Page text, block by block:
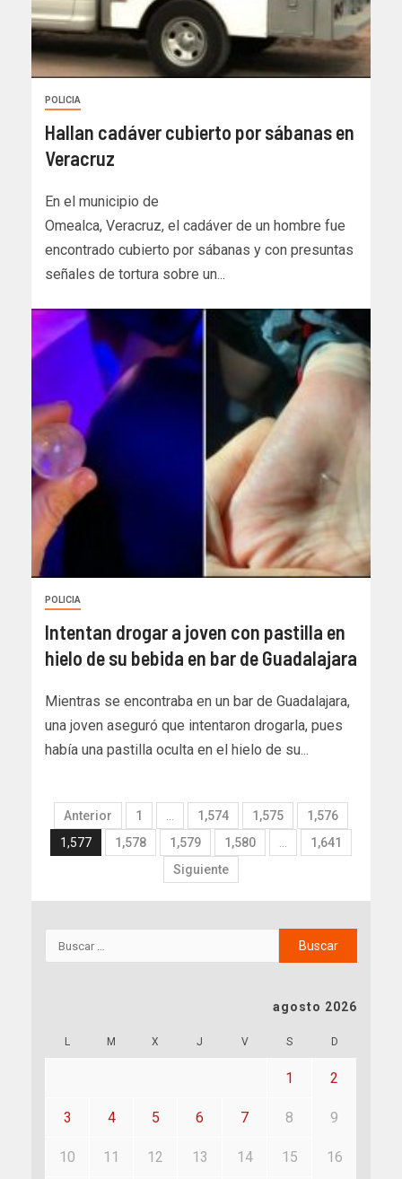
POLICIA
Hallan cadáver cubierto por sábanas en
Veracruz
En el municipio de
Omealca, Veracruz, el cadáver de un hombre fue
encontrado cubierto por sábanas y con presuntas
señales de tortura sobre un...
POLICIA
Intentan drogar a joven con pastilla en
hielo de su bebida en bar de Guadalajara
Mientras se encontraba en un bar de Guadalajara,
una joven aseguró que intentaron drogarla, pues
había una pastilla oculta en el hielo de su...
Anterior 1 … 1,574 1,575
1,576
1,577
1,578 1,579 1,580 …
1,641
Siguiente
agosto 2026
L M X J V S D
1 2
3 4 5 6 7 8 9
10 11 12 13 14 15 16